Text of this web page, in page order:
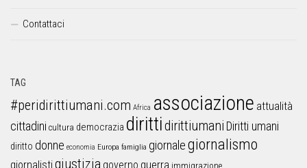
Contattaci
TAG
#peridirittiumani.com Africa associazione attualità
cittadini cultura democrazia dirittidirittiumani Diritti umani
diritto donne economia Europa famiglia giornalegiornalismo
giornalistigiustizia governo guerra immigrazione